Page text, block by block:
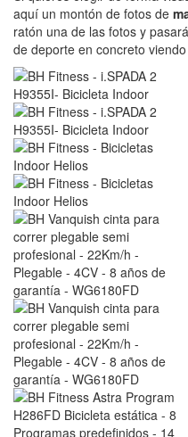
aquí un montón de fotos de
ratón una de las fotos y
de deporte en concreto